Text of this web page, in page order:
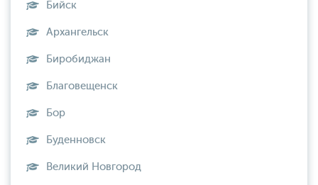
Бийск
Архангельск
Биробиджан
Благовещенск
Бор
Буденновск
Великий Новгород